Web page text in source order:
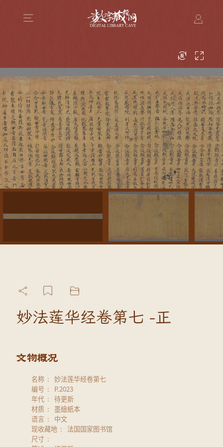
妙法莲华经卷第七 -正
名称
妙法莲华经卷第七
编号
P.2023
年代
待更新
材质
墨繪紙本
语言
中文
现收藏地
法国国家图书馆
尺寸